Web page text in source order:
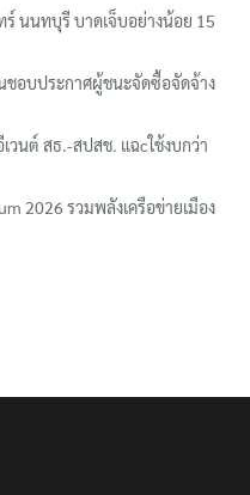
ร์ นนทบุรี บาดเจ็บอย่างน้อย 15
ชอบประกาศผู้ชนะจัดซื้อจัดจ้าง
วนต์ สธ.-สปสช. แฉcใช้งบกว่า
2026 รวมพลังเครือข่ายเมือง